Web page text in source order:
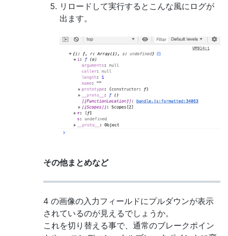
リロードして実行するとこんな風にログが
出ます。
その他まとめなど
4 の画像の入力フィールドにプルダウンが表示
されているのが見えるでしょうか。
これを切り替える事で、通常のブレークポイン